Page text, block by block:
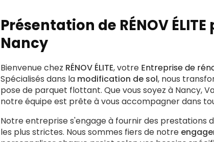
Présentation de RÉNOV
Nancy
Bienvenue chez RÉNOV ÉLITE, votre Entreprise de
Spécialisés dans la modification de sol, nous
pose de parquet flottant. Que vous soyez à Nancy,
notre équipe est prête à vous accompagner dans
Notre entreprise s'engage à fournir des prestations
les plus strictes. Nous sommes fiers de notre